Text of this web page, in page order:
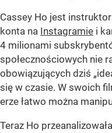
Cassey Ho jest
konta na Instagramie i
4 milionami
społecznościowych nie
obowiązujących dziś
się w czasie. W swoich
erze łatwo można
Teraz Ho